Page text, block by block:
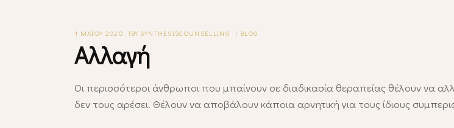
1 ΜΑΪ́ΟΥ 2020 BY SYNTHESISCOUNSELLING BLOG
Αλλαγή
Οι περισσότεροι άνθρωποι που μπαίνουν σε διαδικασία θεραπείας θέλουν να
δεν τους αρέσει. Θέλουν να αποβάλουν κάποια αρνητική για τους ίδιους